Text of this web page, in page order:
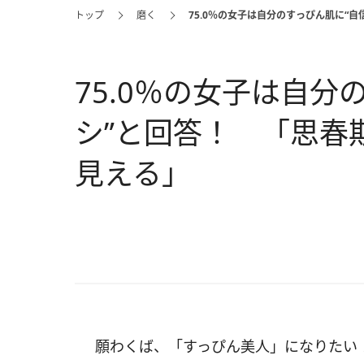
トップ 磨く 75.0％の女子は自分のすっぴん肌に“
75.0％の女子は自分
シ”と回答！ 「思春
見える」
願わくば、「すっぴん美人」になりた